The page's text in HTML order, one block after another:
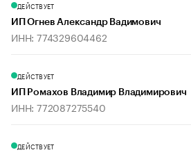
ДЕЙСТВУЕТ
ИП Огнев Александр Вадимович
ИНН: 774329604462
ДЕЙСТВУЕТ
ИП Ромахов Владимир Владимирович
ИНН: 772087275540
ДЕЙСТВУЕТ